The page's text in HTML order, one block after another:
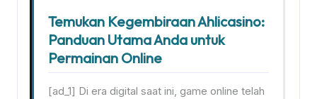
Temukan Kegembiraan Ahlicasino:
Panduan Utama Anda untuk
Permainan Online
[ad_1] Di era digital saat ini, game online telah